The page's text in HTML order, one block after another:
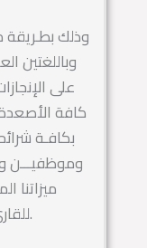
وذلك
وباللغتين
على
كافة
بكافـة
وموظفيـــن
للقارئ صورة واقعية وشفافة وملتزمة.